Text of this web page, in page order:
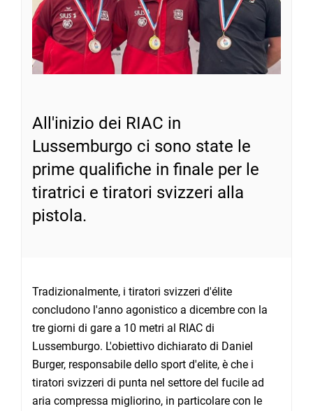
All'inizio dei RIAC in
Lussemburgo ci sono state le
prime qualifiche in finale per le
tiratrici e tiratori svizzeri alla
pistola.
Tradizionalmente, i tiratori svizzeri d'élite
concludono l'anno agonistico a dicembre con la
tre giorni di gare a 10 metri al RIAC di
Lussemburgo. L'obiettivo dichiarato di Daniel
Burger, responsabile dello sport d'elite, è che i
tiratori svizzeri di punta nel settore del fucile ad
aria compressa migliorino, in particolare con le